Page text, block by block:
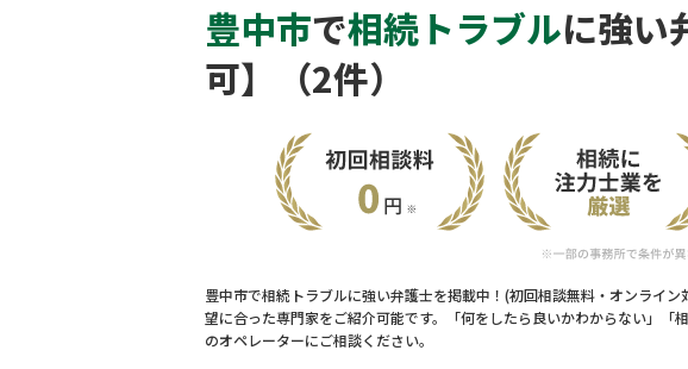
豊中市で相続トラブルに強い
可】（2件）
豊中市で相続トラブルに強い弁護士を掲載中！(初回相談無料・オンライ
望に合った専門家をご紹介可能です。「何をしたら良いかわからない」「
のオペレーターにご相談ください。